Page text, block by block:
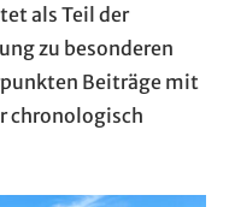
als Teil der
zu besonderen
Beiträge mit
chronologisch